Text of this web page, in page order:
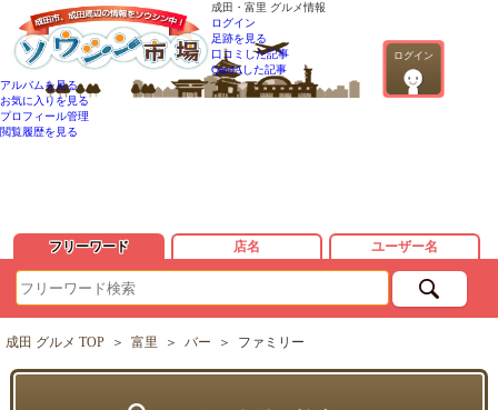
成田・富里 グルメ情報
ログイン
ログイン
足跡を見る
口コミした記事
QandAした記事
アルバムを見る
お気に入りを見る
プロフィール管理
閲覧履歴を見る
フリーワード 店名 ユーザー名
成田 グルメ TOP ＞ 富里 ＞ バー ＞ ファミリー